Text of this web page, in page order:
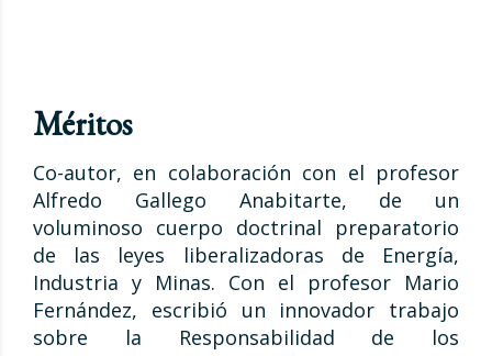
Méritos
Co-autor, en colaboración con el profesor
Alfredo Gallego Anabitarte, de un
voluminoso cuerpo doctrinal preparatorio
de las leyes liberalizadoras de Energía,
Industria y Minas. Con el profesor Mario
Fernández, escribió un innovador trabajo
sobre la Responsabilidad de los